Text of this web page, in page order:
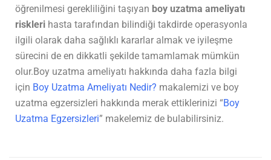
öğrenilmesi gerekliliğini taşıyan boy uzatma ameliyatı
riskleri hasta tarafından bilindiği takdirde operasyonla
ilgili olarak daha sağlıklı kararlar almak ve iyileşme
sürecini de en dikkatli şekilde tamamlamak mümkün
olur.Boy uzatma ameliyatı hakkında daha fazla bilgi
için Boy Uzatma Ameliyatı Nedir? makalemizi ve boy
uzatma egzersizleri hakkında merak ettiklerinizi “Boy
Uzatma Egzersizleri” makelemiz de bulabilirsiniz.